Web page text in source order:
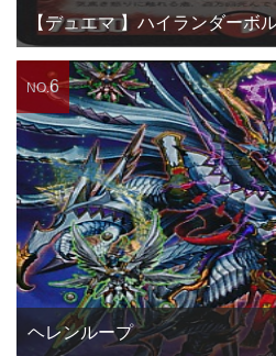
【デュエマ 】ハイランダーボ
ヘレンループ
NO.6